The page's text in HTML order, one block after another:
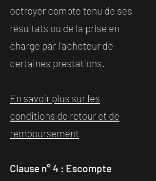
octroyer compte tenu de ses
résultats ou de la prise en
charge par l'acheteur de
certaines prestations.
En savoir plus sur les
conditions de retour et de
remboursement
Clause n° 4 : Escompte